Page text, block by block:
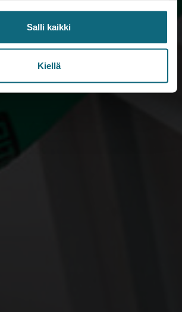
Salli kaikki
Kiellä